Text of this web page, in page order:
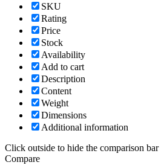
SKU
Rating
Price
Stock
Availability
Add to cart
Description
Content
Weight
Dimensions
Additional information
Click outside to hide the comparison bar
Compare